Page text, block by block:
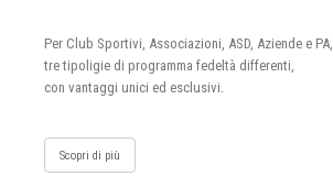
Per Club Sportivi, Associazioni, ASD, Aziende e PA,
tre tipoligie di programma fedeltà differenti,
con vantaggi unici ed esclusivi.
Scopri di più